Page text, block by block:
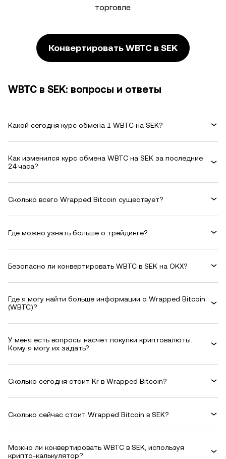
торговле.
Конвертировать WBTC в SEK
WBTC в SEK: вопросы и ответы
Какой сегодня курс обмена 1 WBTC на SEK?
Как изменился курс обмена WBTC на SEK за последние
24 часа?
Сколько всего Wrapped Bitcoin существует?
Где можно узнать больше о трейдинге?
Безопасно ли конвертировать WBTC в SEK на OKX?
Где я могу найти больше информации о Wrapped Bitcoin
(WBTC)?
У меня есть вопросы насчет покупки криптовалюты.
Кому я могу их задать?
Сколько сегодня стоит Kr в Wrapped Bitcoin?
Сколько сейчас стоит Wrapped Bitcoin в SEK?
Можно ли конвертировать WBTC в SEK, используя
крипто-калькулятор?